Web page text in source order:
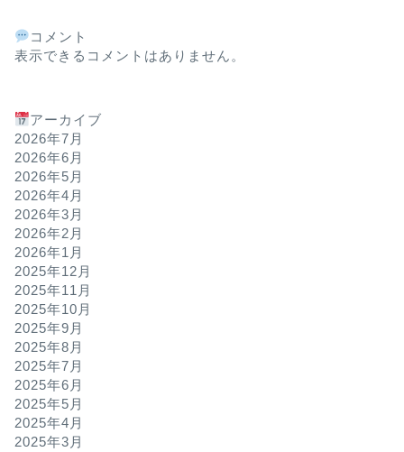
コメント
表示できるコメントはありません。
アーカイブ
2026年7月
2026年6月
2026年5月
2026年4月
2026年3月
2026年2月
2026年1月
2025年12月
2025年11月
2025年10月
2025年9月
2025年8月
2025年7月
2025年6月
2025年5月
2025年4月
2025年3月